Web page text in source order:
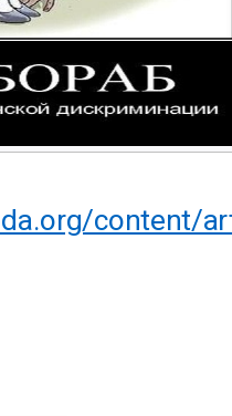
content/